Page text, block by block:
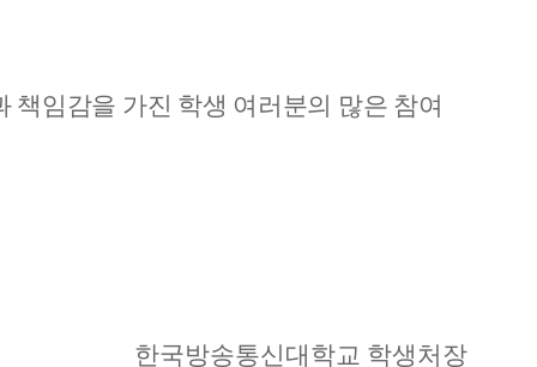
임감을 가진 학생 여러분의 많은 참여
한국방송통신대학교 학생처장